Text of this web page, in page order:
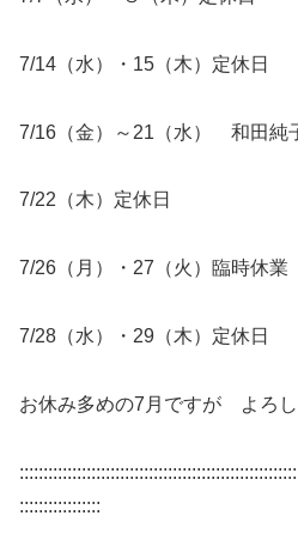
7/14（水）・15（木）定休日
7/16（金）～21（水） 和田
7/22（木）定休日
7/26（月）・27（火）臨時休業
7/28（水）・29（木）定休日
お休み多めの7月ですが よろし
:::::::::::::::::